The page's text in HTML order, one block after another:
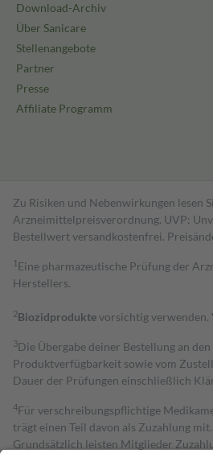
Download-Archiv
Über Sanicare
Stellenangebote
Partner
Presse
Affiliate Programm
Zu Risiken und Nebenwirkungen lesen
Arzneimittelpreisverordnung. UVP:
Bestell­wert versand­kosten­frei.
1 Eine pharmazeutische Prüfung der
Herstellers.
2Biozidproduktevorsichtig verwenden.
3Die Übergabe deiner Bestellung an
Produktverfügbarkeit sowie vom
Dauer der Prüfungen einschließlich
4Für verschreibungspflichtige
trägt einen Teil davon als Zuzahlung mit.
Grundsätzlich leisten Mitglieder